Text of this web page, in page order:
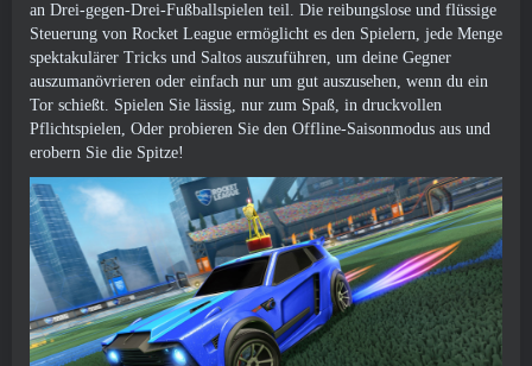
an Drei-gegen-Drei-Fußballspielen teil. Die reibungslose und flüssige
Steuerung von Rocket League ermöglicht es den Spielern, jede Menge
spektakulärer Tricks und Saltos auszuführen, um deine Gegner
auszumanövrieren oder einfach nur um gut auszusehen, wenn du ein
Tor schießt. Spielen Sie lässig, nur zum Spaß, in druckvollen
Pflichtspielen, Oder probieren Sie den Offline-Saisonmodus aus und
erobern Sie die Spitze!